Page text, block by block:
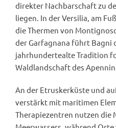
direkter Nachbarschaft zu
liegen. In der Versilia, am
die Thermen von
der Garfagnana führt Bagni
jahrhundertealte Tradition
Waldlandschaft des
An der Etruskerküste und
verstärkt mit maritimen
Therapiezentren nutzen die